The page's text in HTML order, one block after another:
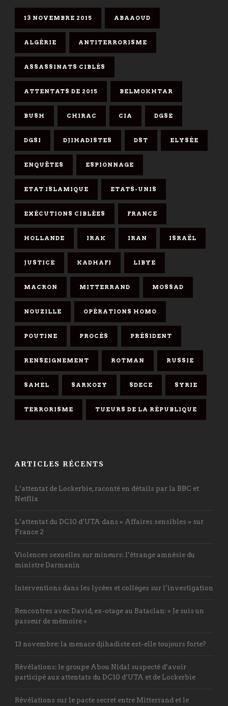
13 NOVEMBRE 2015 ABAAOUD
ALGÉRIE ANTITERRORISME
ASSASSINATS CIBLÉS
ATTENTATS DE 2015 BELMOKHTAR
BUSH CHIRAC CIA DGSE
DGSI DJIHADISTES DST ELYSÉE
ENQUÊTES ESPIONNAGE
ETAT ISLAMIQUE ETATS-UNIS
EXÉCUTIONS CIBLÉES FRANCE
HOLLANDE IRAK IRAN ISRAËL
JUSTICE KADHAFI LIBYE
MACRON MITTERRAND MOSSAD
NOUZILLE OPÉRATIONS HOMO
POUTINE PROCÈS PRÉSIDENT
RENSEIGNEMENT ROTMAN RUSSIE
SAHEL SARKOZY SDECE SYRIE
TERRORISME TUEURS DE LA RÉPUBLIQUE
ARTICLES RÉCENTS
L’attentat de Lockerbie, raconté en détails par la BBC et
Netflix
L’attentat du DC10 d’UTA dans « Affaires sensibles » sur
France 2
Violences sexuelles sur mineurs: l’étrange amnésie du
ministre Darmanin
Interventions dans les lycées et collèges sur l’investigation
Rencontres avec David, ex-otage au Bataclan: « Je suis un
passeur de mémoire »
13 novembre: la menace djihadiste est-elle toujours forte?
Révélations: le groupe Abou Nidal suspecté d’avoir
participé aux attentats du DC10 d’UTA et de Lockerbie
Révélations sur le pacte secret entre Mitterrand et le